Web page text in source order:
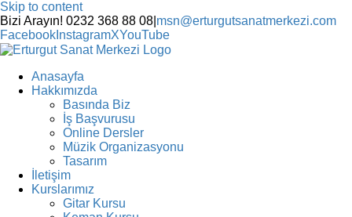
Skip to content
Bizi Arayın! 0232 368 88 08 msn@erturgutsanatmerkezi.com
Facebook InstagramXYouTube
Anasayfa
Hakkımızda
Basında Biz
İş Başvurusu
Online Dersler
Müzik Organizasyonu
Tasarım
İletişim
Kurslarımız
Gitar Kursu